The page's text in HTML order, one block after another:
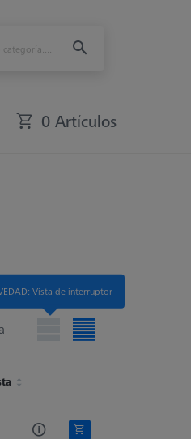
0 Artículos
Shaft Material
Tung. Carb.
Vista de interruptor